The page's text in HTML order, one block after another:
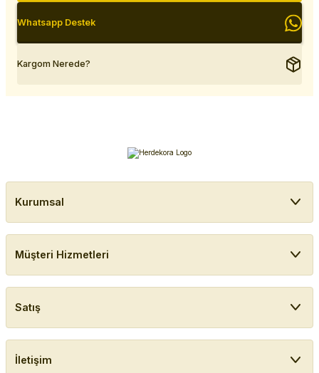
Whatsapp Destek
Kargom Nerede?
Kurumsal
Müşteri Hizmetleri
Satış
İletişim